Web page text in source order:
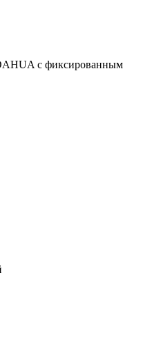
с фиксированным